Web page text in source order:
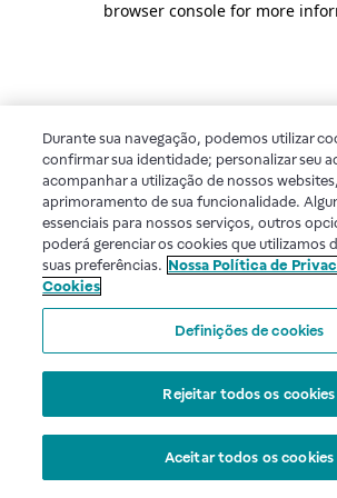
browser console for more
Durante sua navegação, podemos utilizar
confirmar sua identidade; personalizar seu
acompanhar a utilização de nossos
aprimoramento de sua funcionalidade.
essenciais para nossos serviços, outros
poderá gerenciar os cookies que utilizamos
suas preferências. Nossa Política de
Cookies
Definições de cookies
Rejeitar todos os cookies
Aceitar todos os cookies